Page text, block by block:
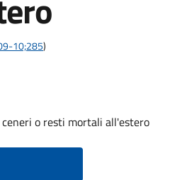
10;285)
o resti mortali all'estero